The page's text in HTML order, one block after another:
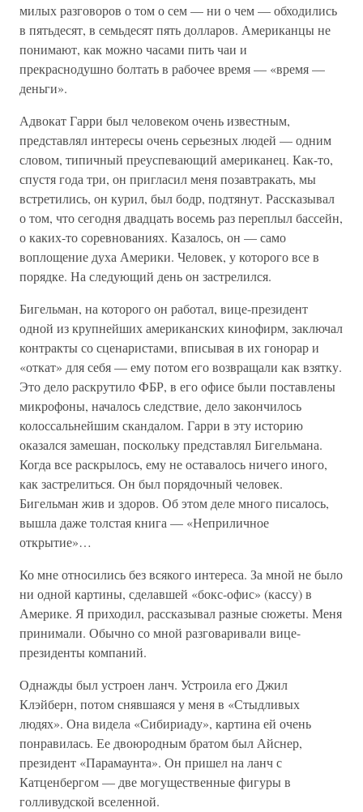
милых разговоров о том о сем — ни о чем — обходились
в пятьдесят, в семьдесят пять долларов. Американцы не
понимают, как можно часами пить чаи и
прекраснодушно болтать в рабочее время — «время —
деньги».
Адвокат Гарри был человеком очень известным,
представлял интересы очень серьезных людей — одним
словом, типичный преуспевающий американец. Как-то,
спустя года три, он пригласил меня позавтракать, мы
встретились, он курил, был бодр, подтянут. Рассказывал
о том, что сегодня двадцать восемь раз переплыл бассейн,
о каких-то соревнованиях. Казалось, он — само
воплощение духа Америки. Человек, у которого все в
порядке. На следующий день он застрелился.
Бигельман, на которого он работал, вице-президент
одной из крупнейших американских кинофирм, заключал
контракты со сценаристами, вписывая в их гонорар и
«откат» для себя — ему потом его возвращали как взятку.
Это дело раскрутило ФБР, в его офисе были поставлены
микрофоны, началось следствие, дело закончилось
колоссальнейшим скандалом. Гарри в эту историю
оказался замешан, поскольку представлял Бигельмана.
Когда все раскрылось, ему не оставалось ничего иного,
как застрелиться. Он был порядочный человек.
Бигельман жив и здоров. Об этом деле много писалось,
вышла даже толстая книга — «Неприличное
открытие»…
Ко мне относились без всякого интереса. За мной не было
ни одной картины, сделавшей «бокс-офис» (кассу) в
Америке. Я приходил, рассказывал разные сюжеты. Меня
принимали. Обычно со мной разговаривали вице-
президенты компаний.
Однажды был устроен ланч. Устроила его Джил
Клэйберн, потом снявшаяся у меня в «Стыдливых
людях». Она видела «Сибириаду», картина ей очень
понравилась. Ее двоюродным братом был Айснер,
президент «Парамаунта». Он пришел на ланч с
Катценбергом — две могущественные фигуры в
голливудской вселенной.